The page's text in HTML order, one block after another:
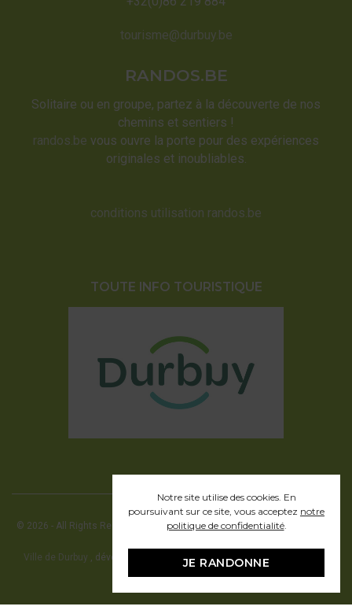
tourisme@durbuy.be
RANDOS.BE
Solitaire ou en groupe, partez à la découverte de nos
chemins et sentiers !
randos.be vous ouvre la porte pour des expériences
originales et inoubliables.
conditions utilisation randos.be
TOUTE INFO TOURISTIQUE
© 2026 - All Rights Reserved - Office communal du Tourisme de la ville de
Ville de Durbuy , développement web en partenariat avec Pragmacom -
Notre site utilise des cookies. En
poursuivant sur ce site, vous acceptez notre
politique de confidentialité.
JE RANDONNE